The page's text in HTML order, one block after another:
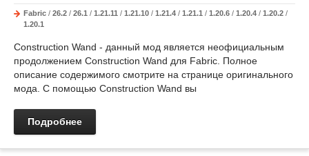
Fabric / 26.2 / 26.1 / 1.21.11 / 1.21.10 / 1.21.4 / 1.21.1 / 1.20.6 / 1.20.4 / 1.20.2 /
1.20.1
Construction Wand - данный мод является неофициальным
продолжением Construction Wand для Fabric. Полное
описание содержимого смотрите на странице оригинального
мода. С помощью Construction Wand вы
Подробнее